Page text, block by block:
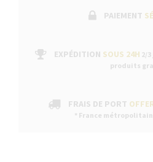
PAIEMENT
EXPÉDITION SOUS 24H 2/
produits
FRAIS DE PORT
* France